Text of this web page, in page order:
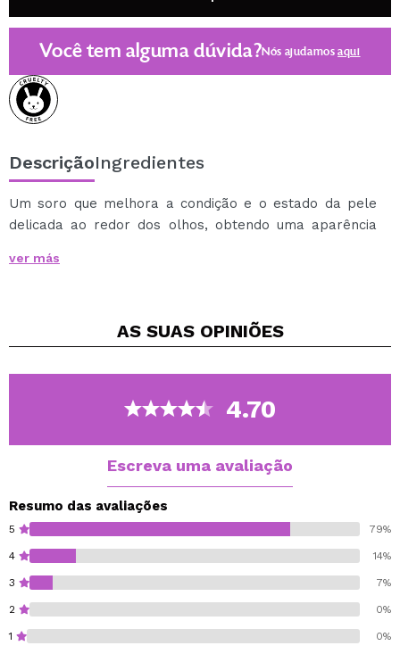
Você tem alguma dúvida?Nós ajudamosaqui
DescriçãoIngredientes
Um soro que melhora a condição e o estado da pele
delicada ao redor dos olhos, obtendo uma aparência
Previne a formação de olheiras e bolsas sob os olhos,
Cria um filme biológico na superfície, apertando,
Estimula a reconstrução da barreira hidrolipídica.
ver más
AS SUAS OPINIÕES
4.70
Escreva uma avaliação
Resumo das avaliações
5 79%
4 14%
3 7%
2 0%
1 0%